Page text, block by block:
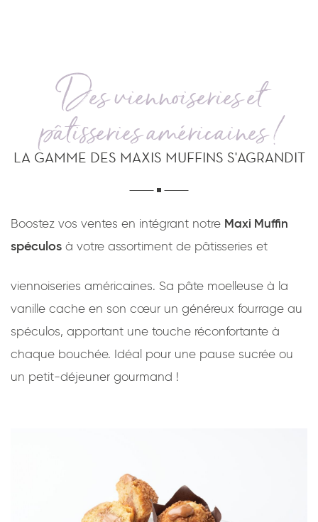
Des viennoiseries et
pâtisseries américaines !
LA GAMME DES MAXIS MUFFINS S'AGRANDIT
Boostez vos ventes en intégrant notre Maxi Muffin
spéculos à votre assortiment de pâtisseries et
viennoiseries américaines. Sa pâte moelleuse à la
vanille cache en son cœur un généreux fourrage au
spéculos, apportant une touche réconfortante à
chaque bouchée. Idéal pour une pause sucrée ou
un petit-déjeuner gourmand !